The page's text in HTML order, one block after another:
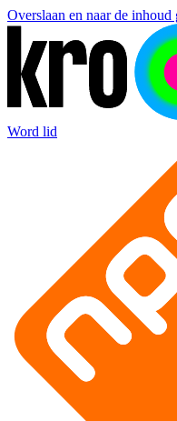
Overslaan en naar de inhoud
Word lid